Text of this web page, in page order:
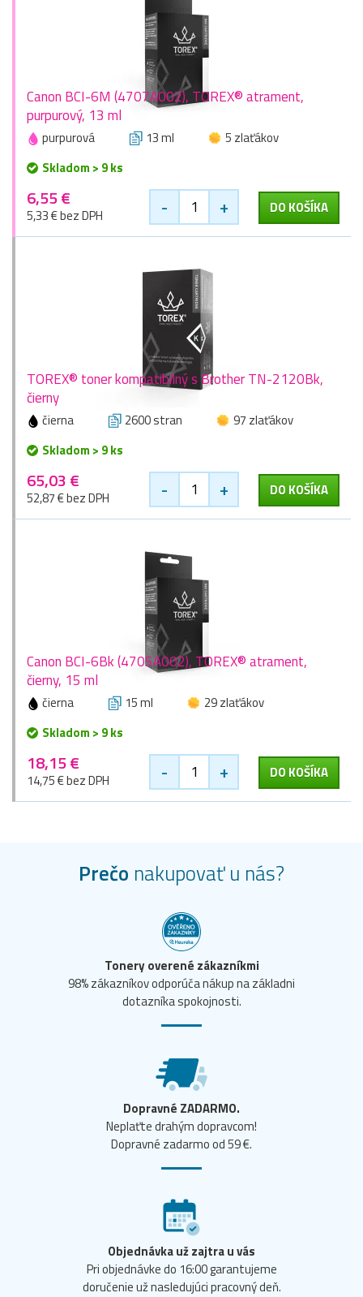
Canon BCI-6M (4707A002), TOREX® atrament,
purpurový, 13 ml
purpurová 13 ml
5 zlaťákov
Skladom > 9 ks
6,55 €
5,33 € bez DPH - + DO KOŠÍKA
TOREX® toner kompatibilný s Brother TN-2120Bk,
čierny
čierna 2600 stran
97 zlaťákov
Skladom > 9 ks
65,03 €
52,87 € bez DPH - + DO KOŠÍKA
Canon BCI-6Bk (4705A002), TOREX® atrament,
čierny, 15 ml
čierna 15 ml
29 zlaťákov
Skladom > 9 ks
18,15 €
14,75 € bez DPH - + DO KOŠÍKA
Prečo nakupovať u nás?
Tonery overené zákazníkmi
98% zákazníkov odporúča nákup na základni
dotazníka spokojnosti.
Dopravné ZADARMO.
Neplaťte drahým dopravcom!
Dopravné zadarmo od 59 €.
Objednávka už zajtra u vás
Pri objednávke do 16:00 garantujeme
doručenie už nasledujúci pracovný deň.